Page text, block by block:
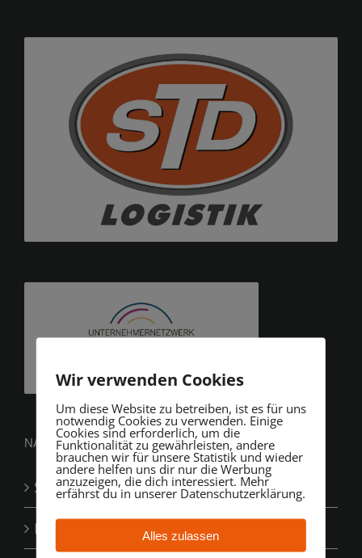
NAVIGATION
Startseite
Leistungen
Wir verwenden Cookies
Um diese Website zu betreiben, ist es für uns
notwendig Cookies zu verwenden. Einige
Cookies sind erforderlich, um die
Funktionalität zu gewährleisten, andere
brauchen wir für unsere Statistik und wieder
andere helfen uns dir nur die Werbung
anzuzeigen, die dich interessiert. Mehr
erfährst du in unserer Datenschutzerklärung.
Alles zulassen